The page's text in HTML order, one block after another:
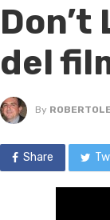
del
By
Share